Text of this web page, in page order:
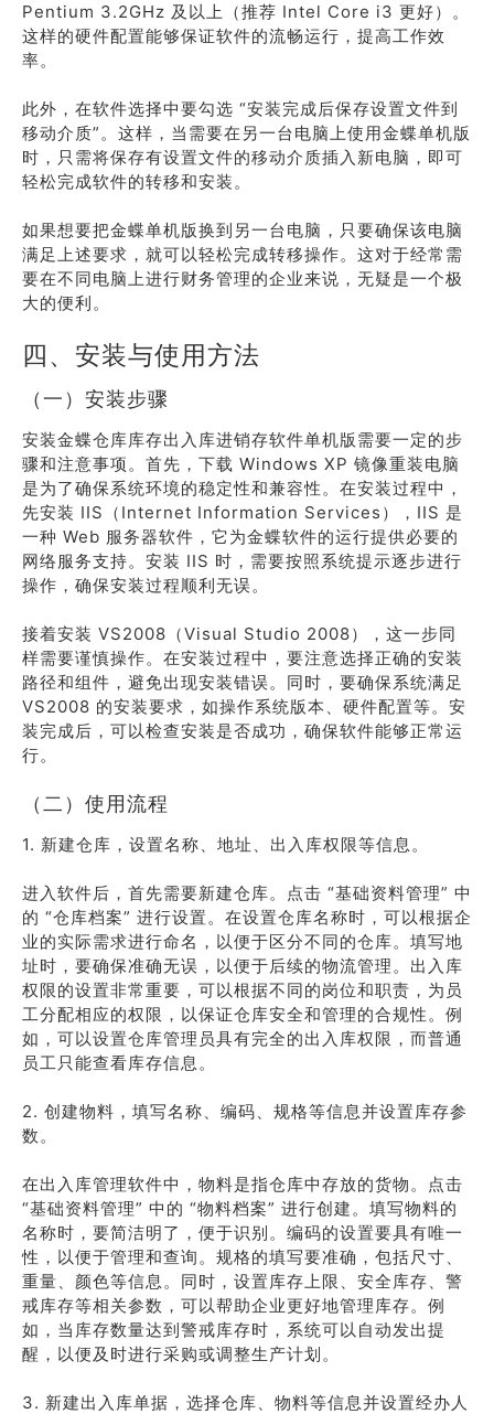
Pentium 3.2GHz 及以上（推荐 Intel Core i3 更好）。
这样的硬件配置能够保证软件的流畅运行，提高工作效
率。
此外，在软件选择中要勾选 “安装完成后保存设置文件到
移动介质”。这样，当需要在另一台电脑上使用金蝶单机版
时，只需将保存有设置文件的移动介质插入新电脑，即可
轻松完成软件的转移和安装。
如果想要把金蝶单机版换到另一台电脑，只要确保该电脑
满足上述要求，就可以轻松完成转移操作。这对于经常需
要在不同电脑上进行财务管理的企业来说，无疑是一个极
大的便利。
四、安装与使用方法
（一）安装步骤
安装金蝶仓库库存出入库进销存软件单机版需要一定的步
骤和注意事项。首先，下载 Windows XP 镜像重装电脑
是为了确保系统环境的稳定性和兼容性。在安装过程中，
先安装 IIS（Internet Information Services），IIS 是
一种 Web 服务器软件，它为金蝶软件的运行提供必要的
网络服务支持。安装 IIS 时，需要按照系统提示逐步进行
操作，确保安装过程顺利无误。
接着安装 VS2008（Visual Studio 2008），这一步同
样需要谨慎操作。在安装过程中，要注意选择正确的安装
路径和组件，避免出现安装错误。同时，要确保系统满足
VS2008 的安装要求，如操作系统版本、硬件配置等。安
装完成后，可以检查安装是否成功，确保软件能够正常运
行。
（二）使用流程
1. 新建仓库，设置名称、地址、出入库权限等信息。
进入软件后，首先需要新建仓库。点击 “基础资料管理” 中
的 “仓库档案” 进行设置。在设置仓库名称时，可以根据企
业的实际需求进行命名，以便于区分不同的仓库。填写地
址时，要确保准确无误，以便于后续的物流管理。出入库
权限的设置非常重要，可以根据不同的岗位和职责，为员
工分配相应的权限，以保证仓库安全和管理的合规性。例
如，可以设置仓库管理员具有完全的出入库权限，而普通
员工只能查看库存信息。
2. 创建物料，填写名称、编码、规格等信息并设置库存参
数。
在出入库管理软件中，物料是指仓库中存放的货物。点击
“基础资料管理” 中的 “物料档案” 进行创建。填写物料的
名称时，要简洁明了，便于识别。编码的设置要具有唯一
性，以便于管理和查询。规格的填写要准确，包括尺寸、
重量、颜色等信息。同时，设置库存上限、安全库存、警
戒库存等相关参数，可以帮助企业更好地管理库存。例
如，当库存数量达到警戒库存时，系统可以自动发出提
醒，以便及时进行采购或调整生产计划。
3. 新建出入库单据，选择仓库、物料等信息并设置经办人